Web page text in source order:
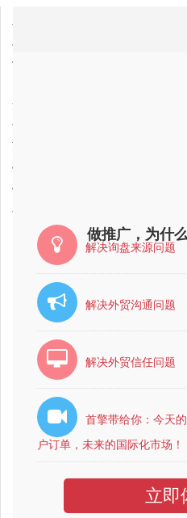
佛山市外贸网站推广优化公司最好
安徽省外贸网站推广优化网络推广
达州市外贸网站推广优化公司哪家
苏州市外贸网站推广优化公司最有
亳州市外贸网站推广优化公司哪家
亳州市外贸网站推广优化公司最有
石家庄市外贸网站推广优化公司最
做推广，为什
解决询盘来源问题
解决外贸沟通问题
解决外贸信任问题
首擎带给你：今天
户订单，未来的国际化市场！
立即